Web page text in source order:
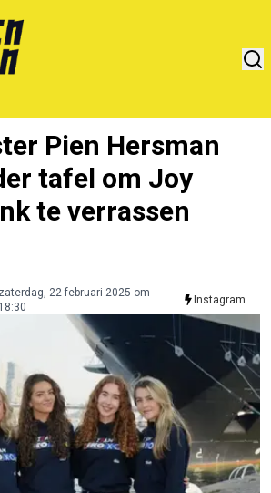
Pien Hersman
tafel om Joy
te verrassen
zaterdag, 22 februari 2025 om
18:30
Instagram